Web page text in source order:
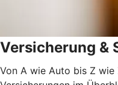
Versicherung &
Von A wie Auto bis Z wie